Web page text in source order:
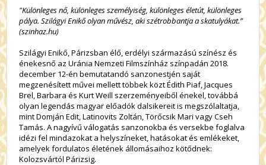
"Különleges nő, különleges személyiség, különleges életút, különleges
pálya. Szilágyi Enikő olyan művész, aki szétrobbantja a skatulyákat.”
(szinhaz.hu)
Szilágyi Enikő, Párizsban élő, erdélyi származású színész és
énekesnő az Uránia Nemzeti Filmszínház színpadán 2018.
december 12-én bemutatandó sanzonestjén saját
megzenésített művei mellett többek közt Édith Piaf, Jacques
Brel, Barbara és Kurt Weill szerzeményeiből énekel, továbbá
olyan legendás magyar előadók dalsikereit is megszólaltatja,
mint Domján Edit, Latinovits Zoltán, Törőcsik Mari vagy Cseh
Tamás. A nagyívű válogatás sanzonokba és versekbe foglalva
idézi fel mindazokat a helyszíneket, hatásokat és emlékeket,
amelyek fordulatos életének állomásaihoz kötődnek:
Kolozsvártól Párizsig.